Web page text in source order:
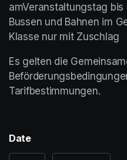
amVeranstaltungstag
Bussen und Bahnen im
Klasse nur mit Zuschlag
Es gelten die
Tarifbestimmungen.
Date